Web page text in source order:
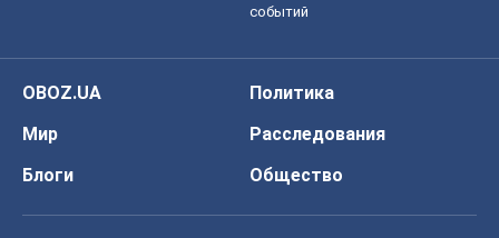
событий
OBOZ.UA
Политика
Мир
Расследования
Блоги
Общество